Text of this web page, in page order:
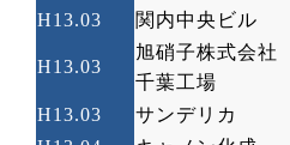
H13.03 関内中央ビル
H13.03
旭硝子株式会社
千葉工場
H13.03 サンデリカ